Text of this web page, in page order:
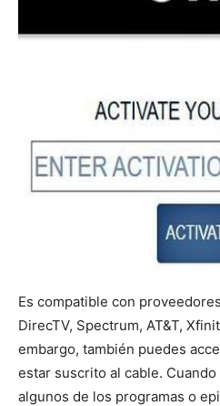
Es compatible con
DirecTV, Spectrum, AT&T,
embargo, también puedes
estar suscrito al cable.
algunos de los programas o